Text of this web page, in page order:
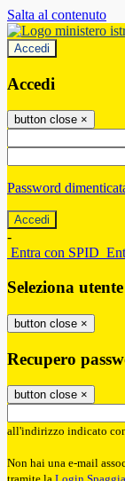
Salta al contenuto
Accedi
Accedi
button close ×
Password
-
Entra con SPID
Seleziona utente
button close ×
Recupero
button close ×
all'indirizzo indicato
Non hai una e-mail